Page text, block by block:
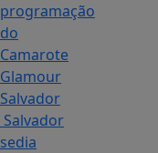
programação
do
Camarote
Glamour
Salvador
Salvador
sedia